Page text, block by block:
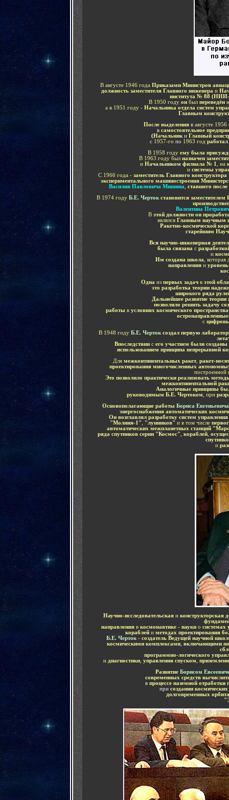
В августе 1946 года Приказами Министров
должность заместителя Главного инженера и
института № 88
В 1950 году он был переведён
а в 1951 году - Начальника отдела систем
Главным
После выделенияв августе 1956
в самостоятельное
(Начальник и Главный
с 1957-го по 1963 год
В 1958 году ему была
В 1963 году был назначен
иНачальником филиала № 1 , на
исистемы
С 1966 года - заместитель Главного конструктора
экспериментального машиностроения
Василия Павловича Мишина
ставшего
В 1974 году Б.Е. Черток становится заместителем
Валентина
В этой должности он
являлся Главным научным
Ракетно-космической
старейшим
Вся научно-инженерная
была связана с
и
Им создана школа , которая
направления и
Одна изпервых задач вэтой
это разработка теории
широкого ряда
Дальнейшее развитие теории
позволило решить задачу
работы вусловиях космического пространства
с
В 1948 году Б.Е. Черток создал первую
Впоследствии с его участием были
использованием принципа непрерывной
Для межконтинентальных ракет, ракет-
проектирования многочисленных
построенной
Это позволило практически реализовать
межконтинентальной
Аналогичные принципы
руководимым Б.Е. Чертоком , при
Основополагающие работы Бориса
энергоснабжения автоматических
Он возглавлял разработку систем
"Молния-1"
"лунников" и в том числе
автоматических межпланетных станций
ряда спутников серии "Космос"
кораблей,
и
Научно-исследовательскаяи конструкторская
направления в космонавтике - науки о системах
кораблейи методах проектирования
Б.Е. Черток - создатель Ведущей научной
космическими комплексами, включающими
программно-логического
и диагностики управления спуском
Развитие Борисом
современных средств
в процессе наземной
при создании
долговременных